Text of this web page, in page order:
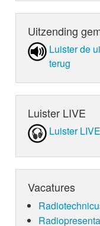
Uitzending
Luister de
terug
Luister LIVE
Luister
Vacatures